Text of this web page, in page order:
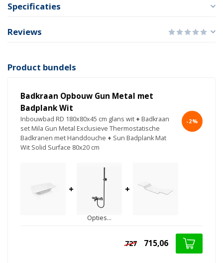
Specificaties
Reviews
Product bundels
Badkraan Opbouw Gun Metal met
Badplank Wit
Inbouwbad RD 180x80x45 cm glans wit + Badkraan
set Mila Gun Metal Exclusieve Thermostatische
Badkranen met Handdouche + Sun Badplank Mat
Wit Solid Surface 80x20 cm
-2%
+
Opties...
+
727 715,06